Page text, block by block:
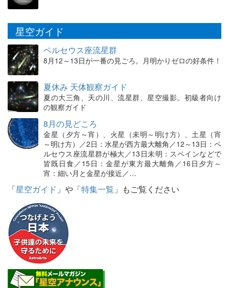
星空ガイド
ペルセウス座流星群
8月12～13日が一番の見ごろ。月明かりゼロの好条件！
夏休み 天体観察ガイド
夏の大三角、天の川、流星群、星空撮影。初級者向け
の観察ガイド
8月の見どころ
金星（夕方～宵）、火星（未明～明け方）、土星（宵
～明け方）／2日：水星が西方最大離角／12～13日：ペ
ルセウス座流星群が極大／13日未明：スペインなどで
皆既日食／15日：金星が東方最大離角／16日夕方～
宵：細い月と金星が接近／…
「星空ガイド 」や「特集一覧 」もご覧ください